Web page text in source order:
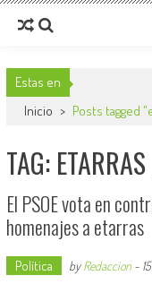
Estas en
Inicio > Posts tagged
TAG: ETARRAS
El PSOE vota en
homenajes a etarras
Política byRedaccion-